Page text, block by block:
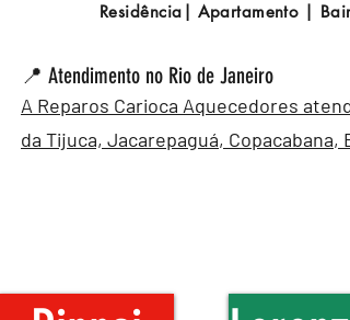
Residência| Apartamento |
📍 Atendimento no Rio de Janeiro
A Reparos Carioca Aquecedores
da Tijuca, Jacarepaguá, Copacabana,